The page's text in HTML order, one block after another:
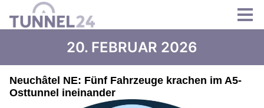
20. FEBRUAR 2026
Neuchâtel NE: Fünf Fahrzeuge krachen im A5-
Osttunnel ineinander